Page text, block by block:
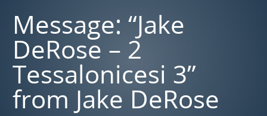
Message: “Jake
DeRose – 2
Tessalonicesi 3”
from Jake DeRose